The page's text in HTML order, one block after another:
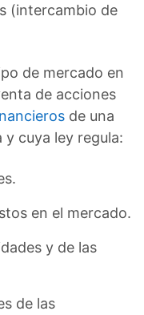
(intercambio de
de mercado en
de acciones
de una
y cuya ley regula:
en el mercado.
y de las
de las